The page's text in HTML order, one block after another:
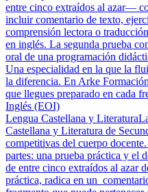
entre cinco extraídos al azar—
incluir comentario de texto,
comprensión lectora o
en inglés. La segunda prueba
oral de una programación
Una especialidad en la que la
la diferencia. En Arke
que llegues preparado en cada
Inglés (EOI)
Lengua Castellana y Literatura
Castellana y Literatura de
competitivas del cuerpo
partes: una prueba práctica y el
de entre cinco extraídos al azar
práctica, radica en un